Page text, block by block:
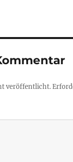
veröffentlicht.